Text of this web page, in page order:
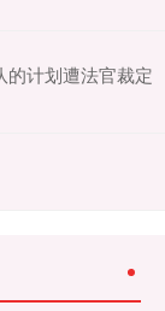
的计划遭法官裁定